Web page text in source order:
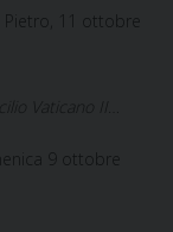
Pietro, 11 ottobre
9 ottobre